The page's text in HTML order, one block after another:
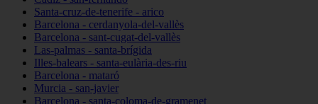
Santa-cruz-de-tenerife - arico
Barcelona - cerdanyola-del-vallès
Barcelona - sant-cugat-del-vallès
Las-palmas - santa-brígida
Illes-balears - santa-eulària-des-riu
Barcelona - mataró
Murcia - san-javier
Barcelona - santa-coloma-de-gramenet